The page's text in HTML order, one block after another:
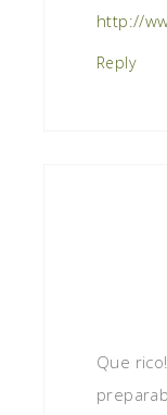
http://
Reply
Que